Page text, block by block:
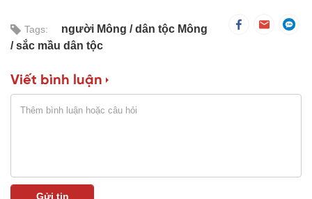
Tags: người Mông
dân tộc Mông
sắc mầu dân tộc
Viết bình luận